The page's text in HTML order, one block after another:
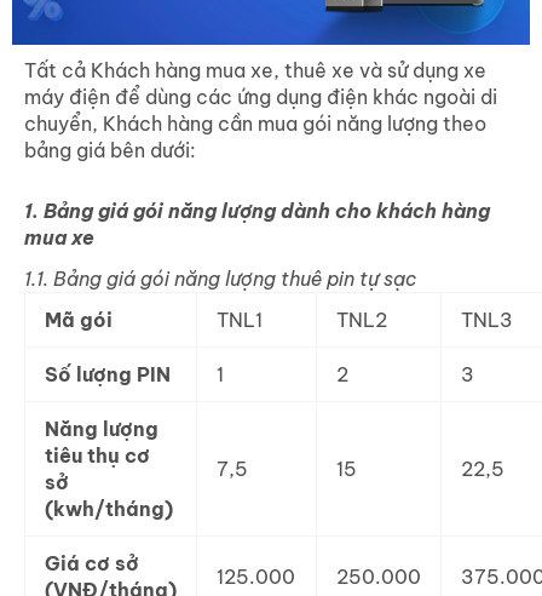
Tất cả Khách hàng mua xe, thuê xe và sử dụng xe
máy điện để dùng các ứng dụng điện khác ngoài di
chuyển, Khách hàng cần mua gói năng lượng theo
bảng giá bên dưới:
1. Bảng giá gói năng lượng dành cho khách hàng
mua xe
1.1. Bảng giá gói năng lượng thuê pin tự sạc
Mã gói
TNL1 TNL2 TNL3
Số lượng PIN 1 2 3
Năng lượng
tiêu thụ cơ
sở
(kwh/tháng)
7,5 15 22,5
Giá cơ sở
(VNĐ/tháng)
125.000 250.000